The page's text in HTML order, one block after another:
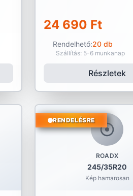
24 690 Ft
Rendelhető:20 db
Szállítás: 5-6 munkanap
Részletek
ROADX
245/35R20
Kép hamarosan
RENDELÉSRE